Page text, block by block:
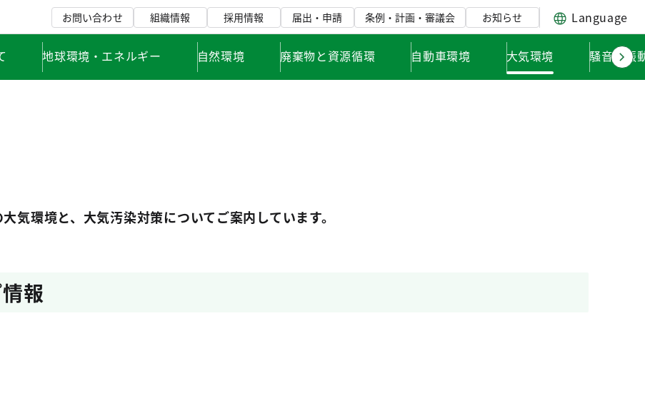
お問い合わせ 組織情報 採用情報 届出・申請 条例・計画・審議会 お知らせ Language
地球環境・エネルギー 自然環境 廃棄物と資源循環 自動車環境 大気環境 騒音・振
気環境と、大気汚染対策についてご案内しています。
報